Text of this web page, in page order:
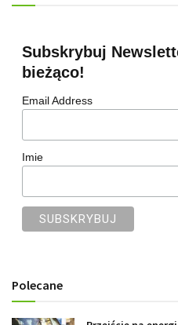
Subskrybuj
bieżąco!
Email Address
Imie
Polecane